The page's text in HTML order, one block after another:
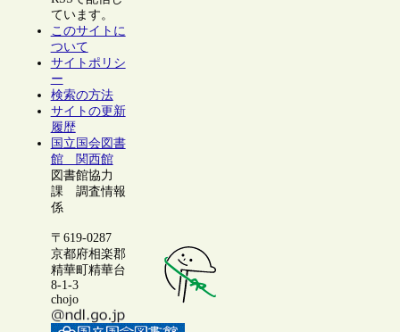
ています。
このサイトに
ついて
サイトポリシ
ー
検索の方法
サイトの更新
履歴
国立国会図書
館 関西館
図書館協力
課 調査情報
係
〒619-0287
京都府相楽郡
精華町精華台
8-1-3
chojo